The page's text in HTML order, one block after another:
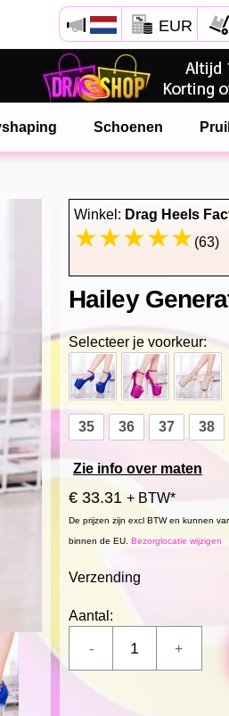
EUR
Schoenen
Winkel: Drag Heels
(63)
Hailey
Selecteer je voorkeur:
35 36 37 38
Zie info over maten
€ 33.31 + BTW*
De prijzen zijn excl BTW en kunnen
binnen de EU. Bezorglocatie wijzigen
Verzending
Aantal:
Open Safari menu.
of klik de safari knop zoals hiernaast getoont
en klik TOEVOEGEN AAN